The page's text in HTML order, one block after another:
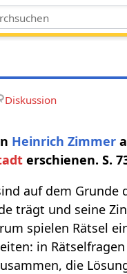
Diskussion
Heinrich Zimmer
erschienen. S.
auf dem Grunde
trägt und seine
spielen Rätsel
in
die